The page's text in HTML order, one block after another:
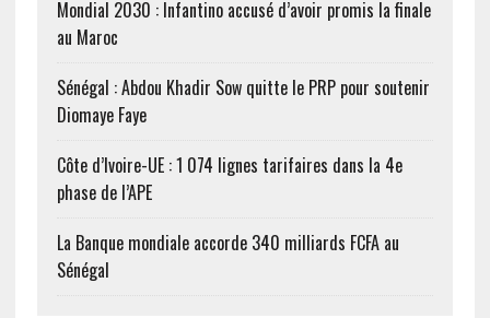
Mondial 2030 : Infantino accusé d’avoir promis la finale
au Maroc
Sénégal : Abdou Khadir Sow quitte le PRP pour soutenir
Diomaye Faye
Côte d’Ivoire-UE : 1 074 lignes tarifaires dans la 4e
phase de l’APE
La Banque mondiale accorde 340 milliards FCFA au
Sénégal